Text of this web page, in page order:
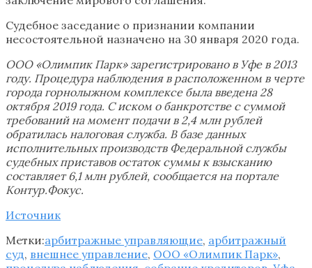
Судебное заседание о признании компании
несостоятельной назначено на 30 января 2020 года.
ООО «Олимпик Парк» зарегистрировано в Уфе в 2013
году. Процедура наблюдения в расположенном в черте
города горнолыжном комплексе была введена 28
октября 2019 года. С иском о банкротстве с суммой
требований на момент подачи в 2,4 млн рублей
обратилась налоговая служба. В базе данных
исполнительных производств Федеральной службы
судебных приставов остаток суммы к взысканию
составляет 6,1 млн рублей, сообщается на портале
Контур.Фокус.
Источник
Метки:арбитражные управляющие, арбитражный
суд, внешнее управление, ООО «Олимпик Парк»,